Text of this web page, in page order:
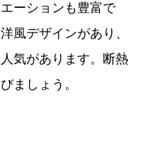
ーションも豊富で
風デザインがあり、
気があります。断熱
ましょう。